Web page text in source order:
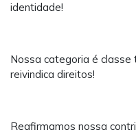
identidade!
Nossa categoria é
reivindica direitos!
Reafirmamos nossa